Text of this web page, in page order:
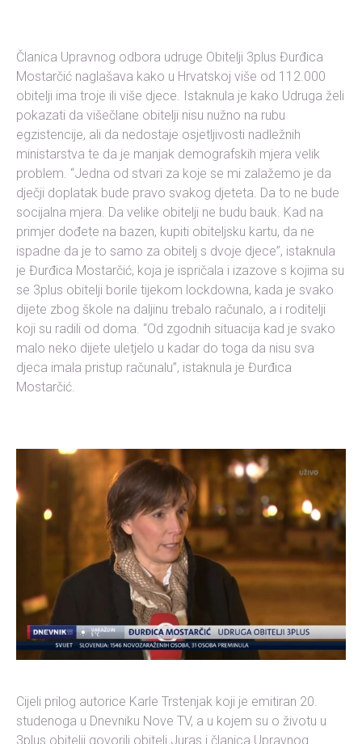
Članica Upravnog odbora udruge Obitelji 3plus Đurđica
Mostarčić naglašava kako u Hrvatskoj više od 112.000
obitelji ima troje ili više djece. Istaknula je kako Udruga želi
pokazati da višečlane obitelji nisu nužno na rubu
egzistencije, ali da nedostaje osjetljivosti nadležnih
ministarstva te da je manjak demografskih mjera velik
problem. “Jedna od stvari za koje se mi zalažemo je da
dječji doplatak bude pravo svakog djeteta. Da to ne bude
socijalna mjera. Da velike obitelji ne budu bauk. Kad na
primjer dođete na bazen, kupiti obiteljsku kartu, da ne
ispadne da je to samo za obitelj s dvoje djece”, istaknula
je Đurđica Mostarčić, koja je ispričala i izazove s kojima su
se 3plus obitelji borile tijekom lockdowna, kada je svako
dijete zbog škole na daljinu trebalo računalo, a i roditelji
koji su radili od doma. “Od zgodnih situacija kad je svako
malo neko dijete uletjelo u kadar do toga da nisu sva
djeca imala pristup računalu”, istaknula je Đurđica
Mostarčić.
Cijeli prilog autorice Karle Trstenjak koji je emitiran 20.
studenoga u Dnevniku Nove TV, a u kojem su o životu u
3plus obitelji govorili obitelj Juras i članica Upravnog